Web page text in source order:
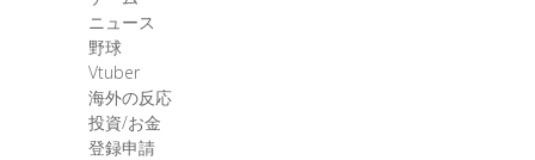
ニュース
野球
Vtuber
海外の反応
投資/お金
登録申請